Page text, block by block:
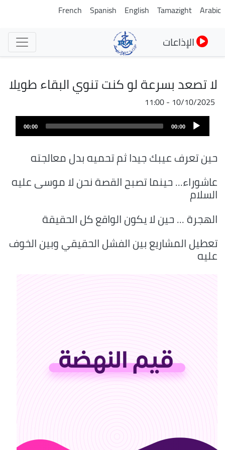
تجاوز
Arabic
Tamazight
English
Spanish
French
الإذاعات
لا تصعد بسرعة لو كنت تنوي البقاء طويلا
10/10/2025 - 11:00
Audio
Player
00:00
00:00
حين تعرف عيبك جيدا ثم تحميه بدل معالجته
عاشوراء... حينما تصبح القصة نحن لا موسى عليه
السلام
الهجرة ... حين لا يكون الواقع كل الحقيقة
تعطيل المشاريع بين الفشل الحقيقي وبين الخوف
عليه